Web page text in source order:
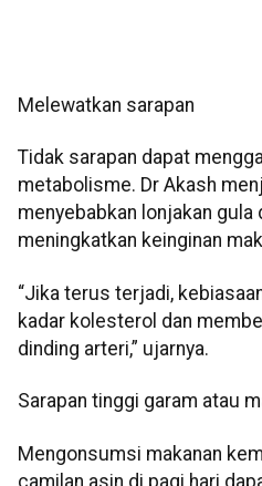
Melewatkan sarapan
Tidak sarapan dapat
metabolisme. Dr Akash
menyebabkan lonjakan gula
meningkatkan keinginan
“Jika terus terjadi,
kadar kolesterol dan
dinding arteri,” ujarnya.
Sarapan tinggi garam atau
Mengonsumsi makanan
camilan asin di pagi hari